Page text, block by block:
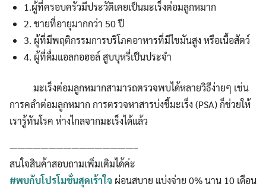
1.ผู้ที่ครอบครัวมีประวัติเคยเป็นมะเร็งต่อมลูกหมาก
2. ชายที่อายุมากกว่า 50 ปี
3. ผู้ที่มีพฤติกรรมการบริโภคอาหารที่มีไขมันสูง หรือเนื้อสัตว์
4. ผู้ที่ดื่มแอลกอฮอล์ สูบบุหรี่เป็นประจำ
มะเร็งต่อมลูกหมากสามารถตรวจพบได้หลายวิธีง่ายๆ เช่น
การคลำต่อมลูกหมาก การตรวจหาสารบ่งชี้มะเร็ง (PSA) ก็ช่วยให้
เรารู้ทันโรค ห่างไกลจากมะเร็งได้แล้ว
————————————————–
สนใจสินค้าสอบถามเพิ่มเติมได้ค่ะ
#พบกับโปรโมชั่นสุดเร้าใจ ผ่อนสบาย แบ่งจ่าย 0% นาน 10 เดือน